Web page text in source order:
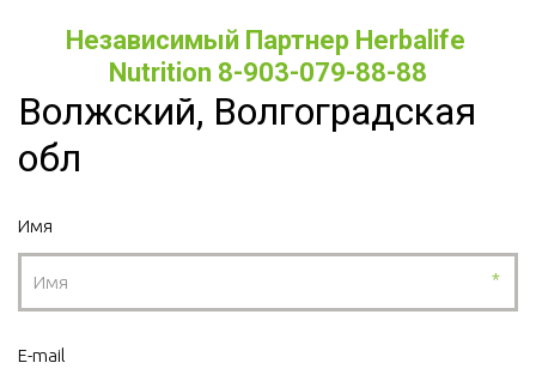
Независимый Партнер Herbalife
Nutrition 8-903-079-88-88
Волжский, Волгоградская
обл
Имя
*
E-mail